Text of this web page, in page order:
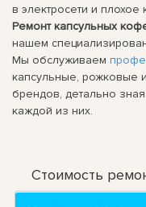
в электросети и
Ремонт капсульных
нашем
Мы обслуживаем
капсульные, рожковые
брендов, детально зная
каждой из них.
Стоимость